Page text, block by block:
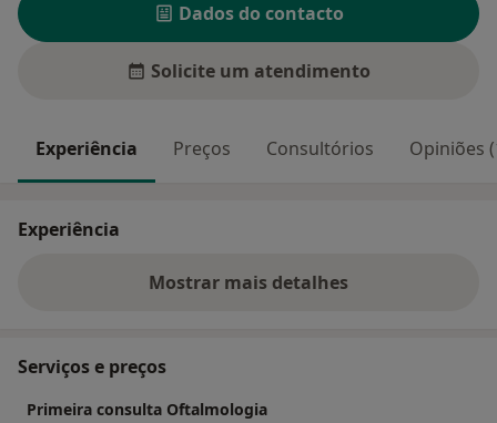
Dados do contacto
Solicite um atendimento
Experiência Preços Consultórios Opiniões
Experiência
Mostrar mais detalhes
sobre a experiência
Serviços e preços
Primeira consulta Oftalmologia